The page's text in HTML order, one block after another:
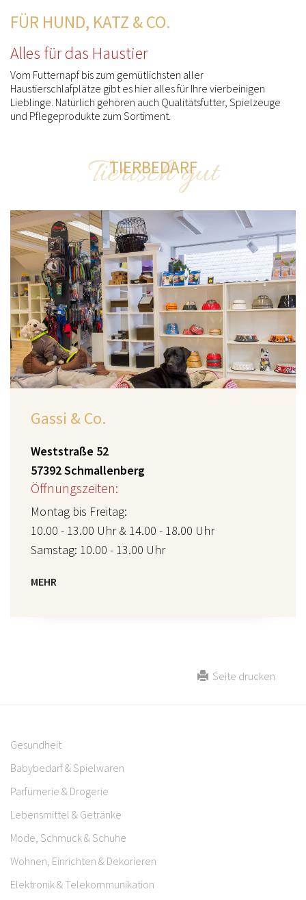
FÜR HUND, KATZ & CO.
Alles für das Haustier
Vom Futternapf bis zum gemütlichsten aller
Haustierschlafplätze gibt es hier alles für Ihre vierbeinigen
Lieblinge. Natürlich gehören auch Qualitätsfutter, Spielzeuge
und Pflegeprodukte zum Sortiment.
TIERBEDARF
Tierisch gut
Gassi & Co.
Weststraße 52
57392 Schmallenberg
Öffnungszeiten:
Montag bis Freitag:
10.00 - 13.00 Uhr & 14.00 - 18.00 Uhr
Samstag: 10.00 - 13.00 Uhr
MEHR
Seite drucken
Gesundheit
Babybedarf & Spielwaren
Parfümerie & Drogerie
Lebensmittel & Getränke
Mode, Schmuck & Schuhe
Wohnen, Einrichten & Dekorieren
Elektronik & Telekommunikation